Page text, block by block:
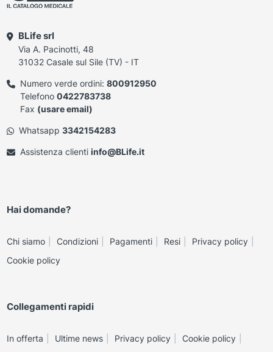
BLife srl
Via A. Pacinotti, 48
31032 Casale sul Sile (TV) - IT
Numero verde ordini: 800912950
Telefono 0422783738
Fax (usare email)
Whatsapp 3342154283
Assistenza clienti info@BLife.it
Hai domande?
Chi siamo Condizioni Pagamenti Resi
Privacy policy
Cookie policy
Collegamenti rapidi
In offerta Ultime news Privacy policy
Cookie policy